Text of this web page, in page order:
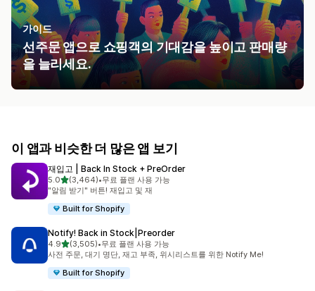
가이드
선주문 앱으로 쇼핑객의 기대감을 높이고 판매량
을 늘리세요.
이 앱과 비슷한 더 많은 앱 보기
재입고 | Back In Stock + PreOrder
5.0별 5개 중
(3,464)
총 리뷰 3464개
•무료 플랜 사용 가능
"알림 받기" 버튼! 재입고 및 재
Built for Shopify
Notify! Back in Stock|Preorder
4.9별 5개 중
(3,505)
총 리뷰 3505개
•무료 플랜 사용 가능
사전 주문, 대기 명단, 재고 부족, 위시리스트를 위한 Notify Me!
Built for Shopify